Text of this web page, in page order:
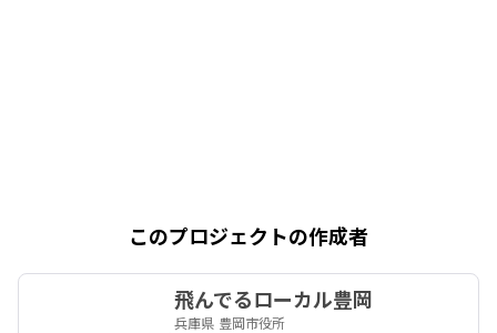
このプロジェクトの作成者
飛んでるローカル豊岡
兵庫県 豊岡市役所